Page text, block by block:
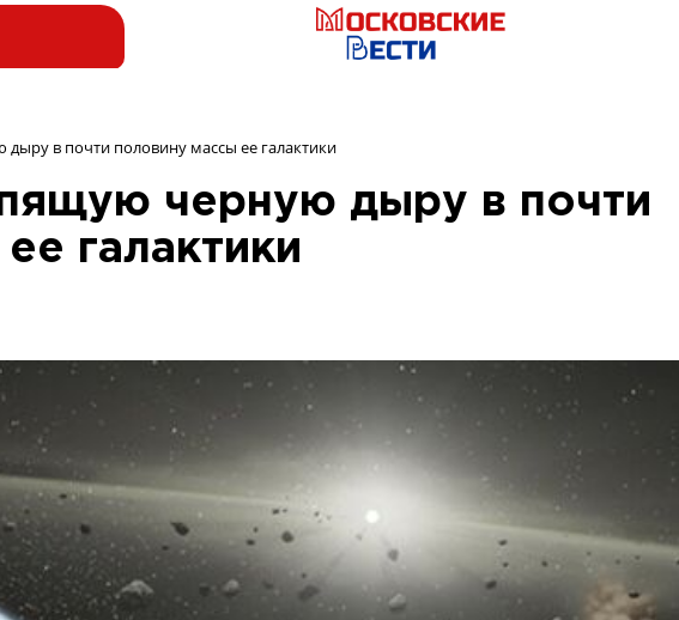
в почти половину массы ее галактики
черную дыру в почти
галактики